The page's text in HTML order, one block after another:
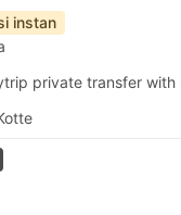
instan
private transfer